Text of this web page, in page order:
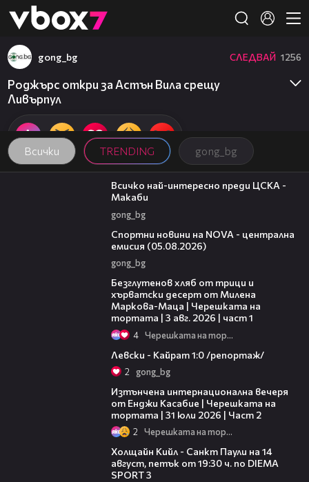
👾
Всички TRENDING gong_bg
gong_bg СЛЕДВАЙ 1256
Роджърс откри за Астън Вила срещу
Ливърпул
01:13
Всичко най-интересно преди ЦСКА -
Макаби
gong_bg
Спортни новини на NOVA - централна
емисия (05.08.2026)
gong_bg
Безглутенов хляб от трици и
хърватски десерт от Милена
Маркова-Маца | Черешката на
тортата | 3 авг. 2026 | част 1
4 Черешката на тортата
Левски - Кайрат 1:0 /репортаж/
2 gong_bg
Изтънчена интернационална вечеря
от Енджи Касабие | Черешката на
тортата | 31 юли 2026 | Част 2
2 Черешката на тортата
Холщайн Кийл - Санкт Паули на 14
август, петък от 19:30 ч. по DIEMA
SPORT 3